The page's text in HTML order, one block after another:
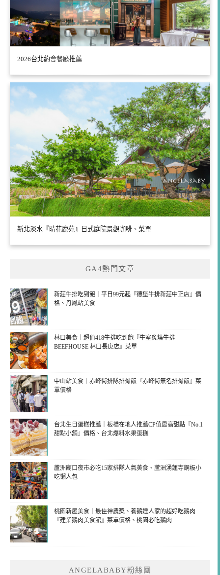
2026台北約會餐廳推薦
新北淡水『晴花鹿苑』日式庭院景觀咖啡、菜單
GA4熱門文章
新莊牛排吃到飽｜平日99元起『德堡牛排新莊中正店』價
格、丹鳳站美食
林口美食｜超值418牛排吃到飽『牛室炙燒牛排
BEEFHOUSE 林口長庚店』菜單
中山站美食｜赤峰街排隊排骨飯『赤峰街無名排骨飯』菜
單價格
台北生日蛋糕推薦｜板橋在地人推薦CP值最高甜點『No.1
甜點小舖』價格、台北爆料水果蛋糕
蘆洲廟口夜市必吃15家排隊人氣美食、蘆洲湧蓮寺銅板小
吃懶人包
桃園新屋美食｜最佳神農獎、養鵝達人家的超好吃鵝肉
『建業鵝肉美食館』菜單價格、桃園必吃鵝肉
ANGELABABY粉絲團